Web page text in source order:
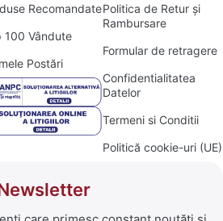
Recomandate
100 Vândute
Postări
Politica de Retur și
Rambursare
Formular de retragere
Confidentialitatea
Datelor
Termeni si Conditii
Politică cookie-uri (UE)